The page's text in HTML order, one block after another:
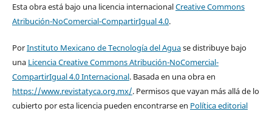
Esta obra está bajo una licencia internacionalCreative Commons
Atribución-NoComercial-CompartirIgual 4.0.
PorInstituto Mexicano de Tecnología del Aguase distribuye bajo
una Licencia Creative Commons Atribución-NoComercial-
CompartirIgual 4.0 Internacional. Basada en una obra en
https://www.revistatyca.org.mx/. Permisos que vayan más allá de lo
cubierto por esta licencia pueden encontrarse en Política editorial